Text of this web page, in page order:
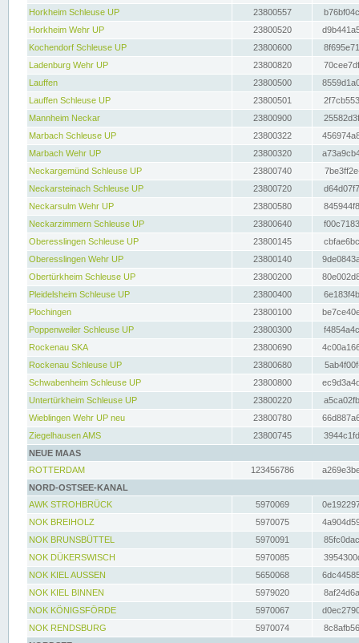
Horkheim Schleuse UP
23800557
Horkheim Wehr UP
23800520
Kochendorf Schleuse UP
23800600
Ladenburg Wehr UP
23800820
Lauffen
23800500
Lauffen Schleuse UP
23800501
Mannheim Neckar
23800900
Marbach Schleuse UP
23800322
Marbach Wehr UP
23800320
Neckargemünd Schleuse UP
23800740
Neckarsteinach Schleuse UP
23800720
Neckarsulm Wehr UP
23800580
Neckarzimmern Schleuse UP
23800640
Oberesslingen Schleuse UP
23800145
Oberesslingen Wehr UP
23800140
Obertürkheim Schleuse UP
23800200
Pleidelsheim Schleuse UP
23800400
Plochingen
23800100
Poppenweiler Schleuse UP
23800300
Rockenau SKA
23800690
Rockenau Schleuse UP
23800680
Schwabenheim Schleuse UP
23800800
Untertürkheim Schleuse UP
23800220
Wieblingen Wehr UP neu
23800780
Ziegelhausen AMS
23800745
NEUE MAAS
ROTTERDAM
123456786
NORD-OSTSEE-KANAL
AWK STROHBRÜCK
5970069
NOK BREIHOLZ
5970075
NOK BRUNSBÜTTEL
5970091
NOK DÜKERSWISCH
5970085
NOK KIEL AUSSEN
5650068
NOK KIEL BINNEN
5979020
NOK KÖNIGSFÖRDE
5970067
NOK RENDSBURG
5970074